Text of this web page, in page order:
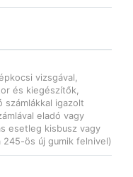
vizsgával,
és kiegészítők,
igazolt
eladó vagy
esetleg kisbusz vagy
ös új gumik felnivel)